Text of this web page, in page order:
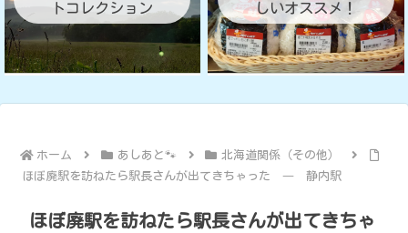
トコレクション
しいオススメ！
ホーム あしあと🐾
北海道関係（その他）
ほぼ廃駅を訪ねたら駅長さんが出てきちゃった ― 静内駅
ほぼ廃駅を訪ねたら駅長さんが出てきちゃ